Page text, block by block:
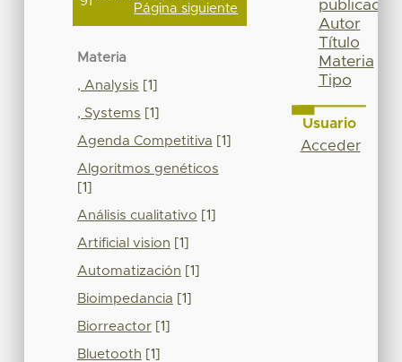
Página siguiente
Materia
, Analysis [1]
, Systems [1]
Agenda Competitiva [1]
Algoritmos genéticos
[1]
Análisis cualitativo [1]
Artificial vision [1]
Automatización [1]
Bioimpedancia [1]
Biorreactor[1]
Bluetooth [1]
publicación
Autor
Título
Materia
Tipo
Usuario
Acceder